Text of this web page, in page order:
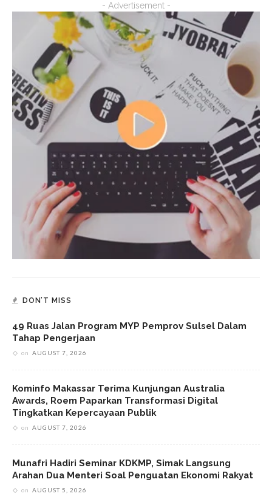
- Advertisement -
DON’T MISS
49 Ruas Jalan Program MYP Pemprov Sulsel Dalam
Tahap Pengerjaan
on AUGUST 7, 2026
Kominfo Makassar Terima Kunjungan Australia
Awards, Roem Paparkan Transformasi Digital
Tingkatkan Kepercayaan Publik
on AUGUST 7, 2026
Munafri Hadiri Seminar KDKMP, Simak Langsung
Arahan Dua Menteri Soal Penguatan Ekonomi Rakyat
on AUGUST 5, 2026